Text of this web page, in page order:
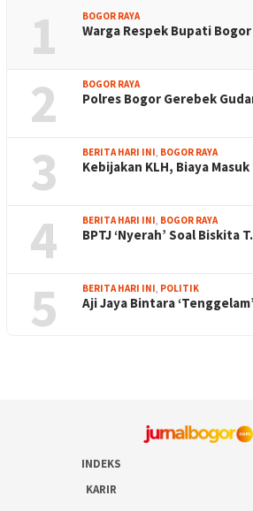
1 BOGOR RAYA
Warga Respek Bupati
2 BOGOR RAYA
Polres Bogor Gerebek
3 BERITA HARI INI BOGOR RAYA
Kebijakan KLH, Biaya
4 BERITA HARI INI BOGOR RAYA
BPTJ ‘Nyerah’ Soal Biskita
5 BERITA HARI INI POLITIK
Aji Jaya Bintara
INDEKS
KARIR